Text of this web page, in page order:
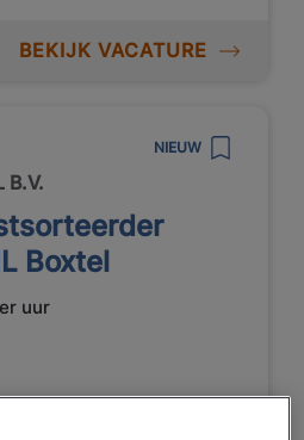
BEKIJK VACATURE
NIEUW
B.V.
Boxtel
uur